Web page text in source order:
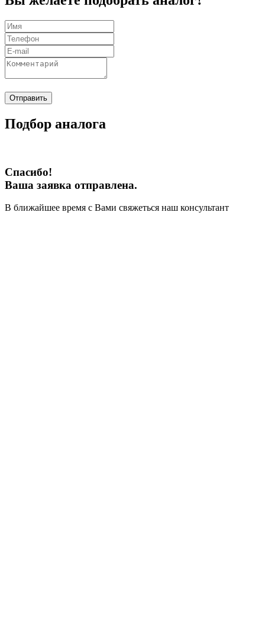
Отправить
Подбор аналога
Спасибо!
Ваша заявка отправлена.
В ближайшее время с Вами свяжеться наш консультант